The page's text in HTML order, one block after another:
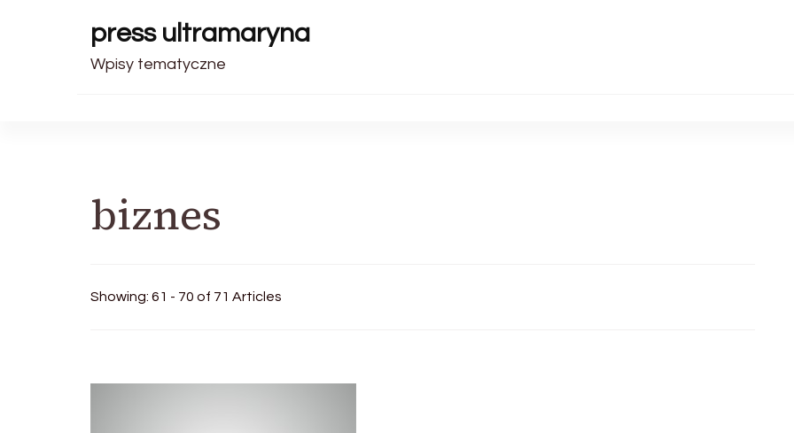
press ultramaryna
Wpisy tematyczne
biznes
Showing: 61 - 70 of 71 Articles